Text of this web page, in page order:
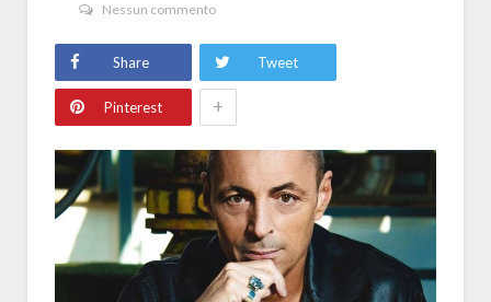
Nessun commento
Share Tweet
Pinterest +